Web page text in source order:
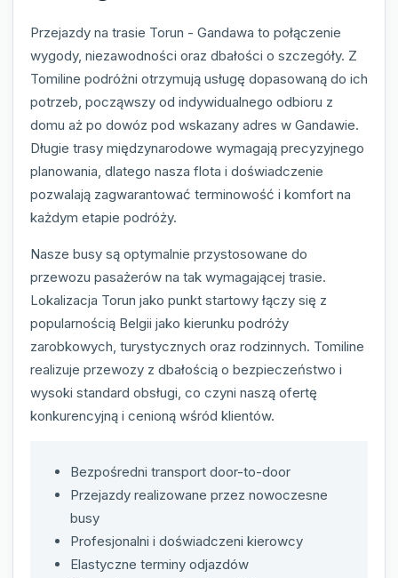
Przejazdy na trasie Torun - Gandawa to połączenie
wygody, niezawodności oraz dbałości o szczegóły. Z
Tomiline podróżni otrzymują usługę dopasowaną do ich
potrzeb, począwszy od indywidualnego odbioru z
domu aż po dowóz pod wskazany adres w Gandawie.
Długie trasy międzynarodowe wymagają precyzyjnego
planowania, dlatego nasza flota i doświadczenie
pozwalają zagwarantować terminowość i komfort na
każdym etapie podróży.
Nasze busy są optymalnie przystosowane do
przewozu pasażerów na tak wymagającej trasie.
Lokalizacja Torun jako punkt startowy łączy się z
popularnością Belgii jako kierunku podróży
zarobkowych, turystycznych oraz rodzinnych. Tomiline
realizuje przewozy z dbałością o bezpieczeństwo i
wysoki standard obsługi, co czyni naszą ofertę
konkurencyjną i cenioną wśród klientów.
Bezpośredni transport door-to-door
Przejazdy realizowane przez nowoczesne
busy
Profesjonalni i doświadczeni kierowcy
Elastyczne terminy odjazdów